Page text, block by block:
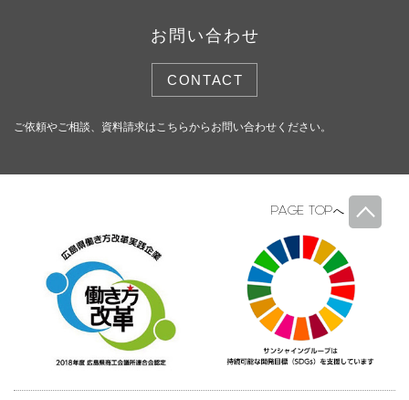
お問い合わせ
CONTACT
ご依頼やご相談、資料請求はこちらからお問い合わせください。
PAGE TOPへ